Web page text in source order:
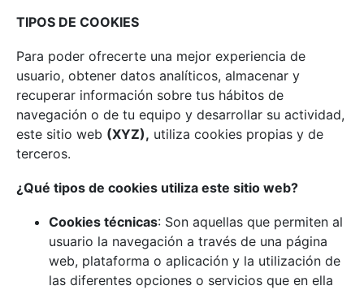
TIPOS DE COOKIES
Para poder ofrecerte una mejor experiencia de
usuario, obtener datos analíticos, almacenar y
recuperar información sobre tus hábitos de
navegación o de tu equipo y desarrollar su actividad,
este sitio web (XYZ), utiliza cookies propias y de
terceros.
¿Qué tipos de cookies utiliza este sitio web?
Cookies técnicas: Son aquellas que permiten al
usuario la navegación a través de una página
web, plataforma o aplicación y la utilización de
las diferentes opciones o servicios que en ella